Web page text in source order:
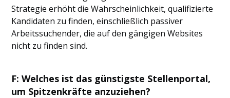
Strategie erhöht die Wahrscheinlichkeit, qualifizierte
Kandidaten zu finden, einschließlich passiver
Arbeitssuchender, die auf den gängigen Websites
nicht zu finden sind.
F: Welches ist das günstigste Stellenportal,
um Spitzenkräfte anzuziehen?